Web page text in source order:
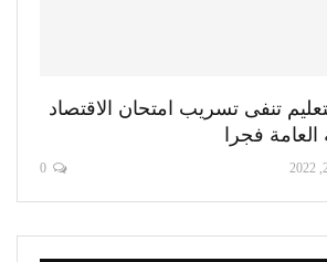
تنفى تسريب امتحان الاقتصاد
العامة فجرا